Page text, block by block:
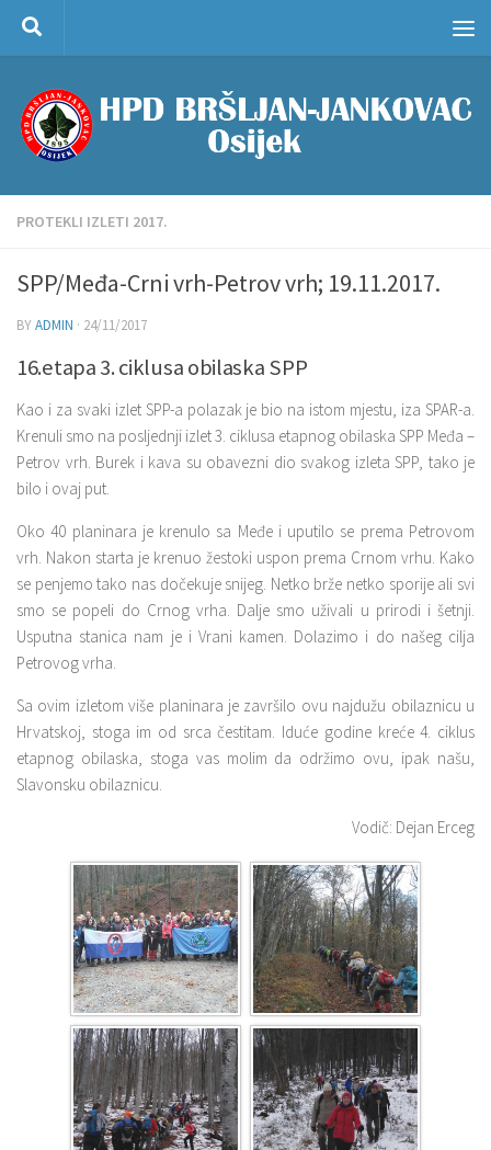
Skip to content
PROTEKLI IZLETI 2017.
SPP/Međa-Crni vrh-Petrov vrh; 19.11.2017.
BYADMIN · 24/11/2017
16.etapa 3. ciklusa obilaska SPP
Kao i za svaki izlet SPP-a polazak je bio na istom mjestu, iza SPAR-a.
Krenuli smo na posljednji izlet 3. ciklusa etapnog obilaska SPP Međa –
Petrov vrh. Burek i kava su obavezni dio svakog izleta SPP, tako je
bilo i ovaj put.
Oko 40 planinara je krenulo sa Međe i uputilo se prema Petrovom
vrh. Nakon starta je krenuo žestoki uspon prema Crnom vrhu. Kako
se penjemo tako nas dočekuje snijeg. Netko brže netko sporije ali svi
smo se popeli do Crnog vrha. Dalje smo uživali u prirodi i šetnji.
Usputna stanica nam je i Vrani kamen. Dolazimo i do našeg cilja
Petrovog vrha.
Sa ovim izletom više planinara je završilo ovu najdužu obilaznicu u
Hrvatskoj, stoga im od srca čestitam. Iduće godine kreće 4. ciklus
etapnog obilaska, stoga vas molim da održimo ovu, ipak našu,
Slavonsku obilaznicu.
Vodič: Dejan Erceg